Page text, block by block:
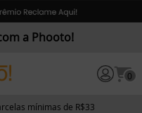
a Phooto!
0
mínimas de R$33